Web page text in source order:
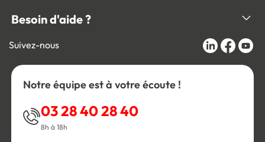
Besoin d'aide ?
Suivez-nous
Notre équipe est à votre écoute !
03 28 40 28 40
8h à 18h